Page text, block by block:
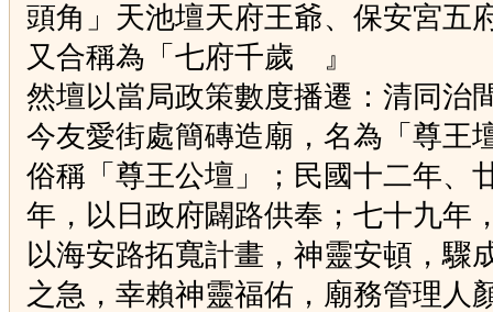
頭角」天池壇天府王爺、保安宮五
又合稱為「七府千歲 』
然壇以當局政策數度播遷：清同治
今友愛街處簡磚造廟，名為「尊王
俗稱「尊王公壇」；民國十二年、
年，以日政府闢路供奉；七十九年
以海安路拓寬計畫，神靈安頓，驟
之急，幸賴神靈福佑，廟務管理人